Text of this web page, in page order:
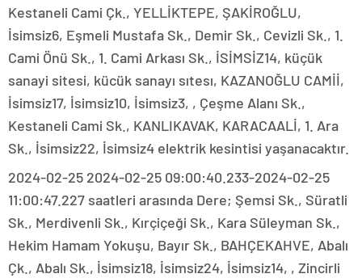
Kestaneli Cami Çk., YELLİKTEPE, ŞAKİROĞLU,
İsimsiz6, Eşmeli Mustafa Sk., Demir Sk., Cevizli Sk., 1.
Cami Önü Sk., 1. Cami Arkası Sk., İSİMSİZ14, küçük
sanayi sitesi, kücük sanayı sıtesı, KAZANOĞLU CAMİİ,
İsimsiz17, İsimsiz10, İsimsiz3, , Çeşme Alanı Sk.,
Kestaneli Cami Sk., KANLIKAVAK, KARACAALİ, 1. Ara
Sk., İsimsiz22, İsimsiz4 elektrik kesintisi yaşanacaktır.
2024-02-25 2024-02-25 09:00:40.233-2024-02-25
11:00:47.227 saatleri arasında Dere; Şemsi Sk., Süratli
Sk., Merdivenli Sk., Kırçiçeği Sk., Kara Süleyman Sk.,
Hekim Hamam Yokuşu, Bayır Sk., BAHÇEKAHVE, Abalı
Çk., Abalı Sk., İsimsiz18, İsimsiz24, İsimsiz14, , Zincirli